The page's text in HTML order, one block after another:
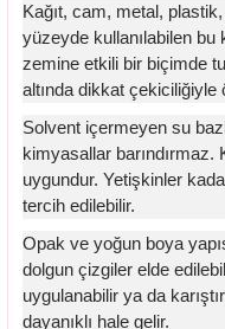
Kağıt, cam, metal,
yüzeyde kullanılabilen bu
zemine etkili bir biçimde
altında dikkat çekiciliğiyle
Solvent içermeyen su
kimyasallar barındırmaz.
uygundur. Yetişkinler
tercih edilebilir.
Opak ve yoğun boya
dolgun çizgiler elde
uygulanabilir ya da
dayanıklı hale gelir.